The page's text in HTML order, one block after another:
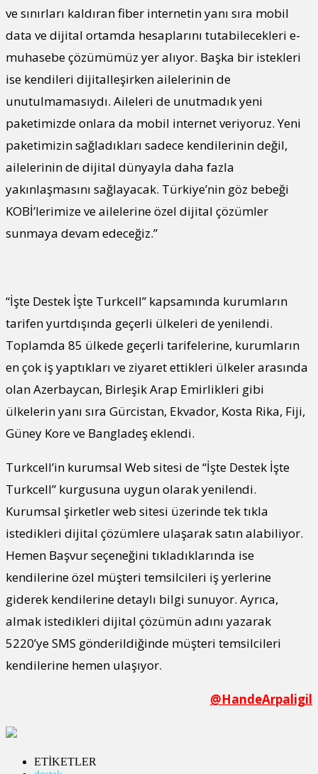
ve sınırları kaldıran fiber internetin yanı sıra mobil
data ve dijital ortamda hesaplarını tutabilecekleri e-
muhasebe çözümümüz yer alıyor. Başka bir istekleri
ise kendileri dijitalleşirken ailelerinin de
unutulmamasıydı. Aileleri de unutmadık yeni
paketimizde onlara da mobil internet veriyoruz. Yeni
paketimizin sağladıkları sadece kendilerinin değil,
ailelerinin de dijital dünyayla daha fazla
yakınlaşmasını sağlayacak. Türkiye’nin göz bebeği
KOBİ’lerimize ve ailelerine özel dijital çözümler
sunmaya devam edeceğiz.”
“İşte Destek İşte Turkcell” kapsamında kurumların
tarifen yurtdışında geçerli ülkeleri de yenilendi.
Toplamda 85 ülkede geçerli tarifelerine, kurumların
en çok iş yaptıkları ve ziyaret ettikleri ülkeler arasında
olan Azerbaycan, Birleşik Arap Emirlikleri gibi
ülkelerin yanı sıra Gürcistan, Ekvador, Kosta Rika, Fiji,
Güney Kore ve Bangladeş eklendi.
Turkcell’in kurumsal Web sitesi de “İşte Destek İşte
Turkcell” kurgusuna uygun olarak yenilendi.
Kurumsal şirketler web sitesi üzerinde tek tıkla
istedikleri dijital çözümlere ulaşarak satın alabiliyor.
Hemen Başvur seçeneğini tıkladıklarında ise
kendilerine özel müşteri temsilcileri iş yerlerine
giderek kendilerine detaylı bilgi sunuyor. Ayrıca,
almak istedikleri dijital çözümün adını yazarak
5220’ye SMS gönderildiğinde müşteri temsilcileri
kendilerine hemen ulaşıyor.
@HandeArpaligil
ETİKETLER